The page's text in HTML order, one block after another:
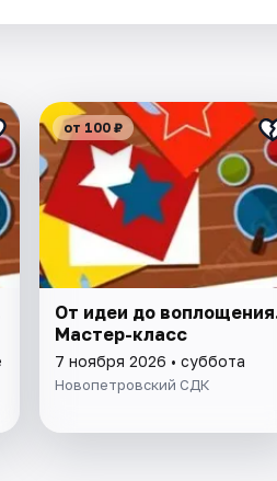
от 100 ₽
От идеи до
Мастер-класс
7 ноября 2026 • суббота
Новопетровский СДК